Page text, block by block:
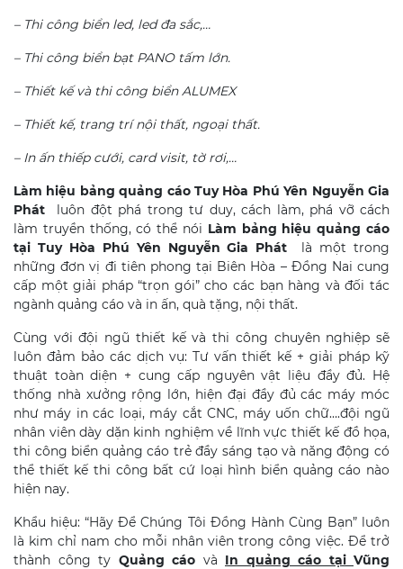
– Thi công biển led, led đa sắc,…
– Thi công biển bạt PANO tấm lớn.
– Thiết kế và thi công biển ALUMEX
– Thiết kế, trang trí nội thất, ngoại thất.
– In ấn thiếp cưới, card visit, tờ rơi,…
Làm hiệu bảng quảng cáo Tuy Hòa Phú Yên Nguyễn Gia
Phát luôn đột phá trong tư duy, cách làm, phá vỡ cách
làm truyền thống, có thể nói Làm bảng hiệu quảng cáo
tại Tuy Hòa Phú Yên Nguyễn Gia Phát là một trong
những đơn vị đi tiên phong tại Biên Hòa – Đồng Nai cung
cấp một giải pháp “trọn gói” cho các bạn hàng và đối tác
ngành quảng cáo và in ấn, quà tặng, nội thất.
Cùng với đội ngũ thiết kế và thi công chuyên nghiệp sẽ
luôn đảm bảo các dịch vụ: Tư vấn thiết kế + giải pháp kỹ
thuật toàn diện + cung cấp nguyên vật liệu đầy đủ. Hệ
thống nhà xưởng rộng lớn, hiện đại đầy đủ các máy móc
như máy in các loại, máy cắt CNC, máy uốn chữ….đội ngũ
nhân viên dày dặn kinh nghiệm về lĩnh vực thiết kế đồ họa,
thi công biển quảng cáo trẻ đầy sáng tạo và năng động có
thể thiết kế thi công bất cứ loại hình biển quảng cáo nào
hiện nay.
Khẩu hiệu: “Hãy Để Chúng Tôi Đồng Hành Cùng Bạn” luôn
là kim chỉ nam cho mỗi nhân viên trong công việc. Để trở
thành công ty Quảng cáo và In quảng cáo tại Vũng